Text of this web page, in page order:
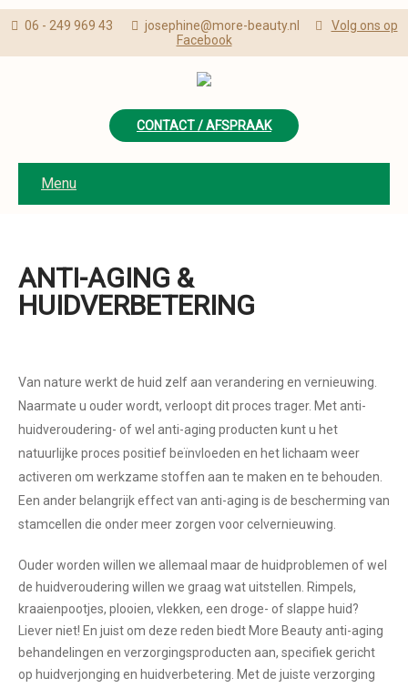
06 - 249 969 43 josephine@more-beauty.nl
Volg ons op
Facebook
CONTACT / AFSPRAAK
Menu
ANTI-AGING &
HUIDVERBETERING
Van nature werkt de huid zelf aan verandering en vernieuwing.
Naarmate u ouder wordt, verloopt dit proces trager. Met anti-
huidveroudering- of wel anti-aging producten kunt u het
natuurlijke proces positief beïnvloeden en het lichaam weer
activeren om werkzame stoffen aan te maken en te behouden.
Een ander belangrijk effect van anti-aging is de bescherming van
stamcellen die onder meer zorgen voor celvernieuwing.
Ouder worden willen we allemaal maar de huidproblemen of wel
de huidveroudering willen we graag wat uitstellen. Rimpels,
kraaienpootjes, plooien, vlekken, een droge- of slappe huid?
Liever niet! En juist om deze reden biedt More Beauty anti-aging
behandelingen en verzorgingsproducten aan, specifiek gericht
op huidverjonging en huidverbetering. Met de juiste verzorging